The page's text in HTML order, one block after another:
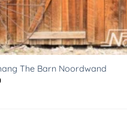
The Barn Noordwand